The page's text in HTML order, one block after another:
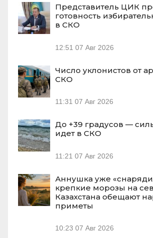
Представитель ЦИК
готовность
в СКО
12:51 07 Авг 2026
Число уклонистов от
СКО
11:31 07 Авг 2026
До +39 градусов —
идет в СКО
11:21 07 Авг 2026
Аннушка уже
крепкие морозы на
Казахстана обещают
приметы
10:23 07 Авг 2026